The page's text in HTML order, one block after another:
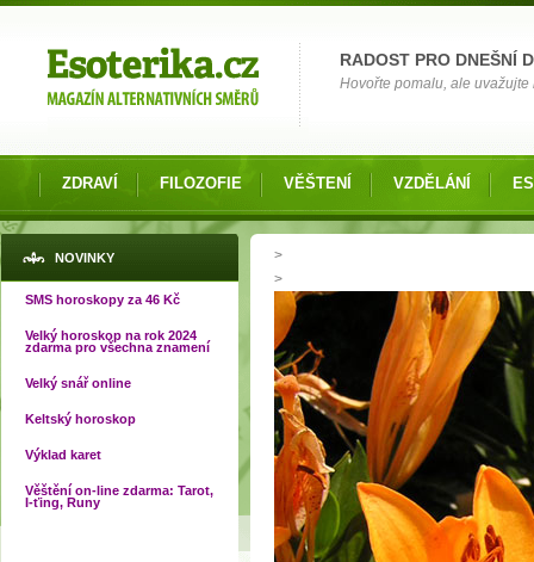
RADOST PRO DNEŠNÍ
Hovořte pomalu, ale uvažujte
ZDRAVÍ FILOZOFIE VĚŠTENÍ VZDĚLÁNÍ
NOVINKY
SMS horoskopy za 46 Kč
Velký horoskop na rok 2024
zdarma pro všechna znamení
Velký snář online
Keltský horoskop
Výklad karet
Věštění on-line zdarma: Tarot,
I-ťing, Runy
Jste zde
>
>